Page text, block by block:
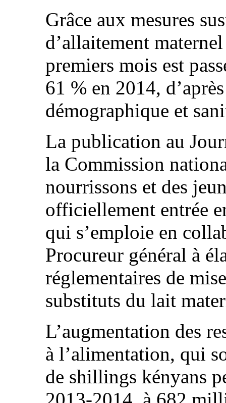
Grâce aux mesures
d’allaitement
premiers mois est
61 % en 2014,
démographique et
La publication au
la Commission
nourrissons et des
officiellement entrée
qui s’emploie en
Procureur général à
réglementaires de
substituts du lait
L’augmentation des
à l’alimentation, qui
de shillings kényans